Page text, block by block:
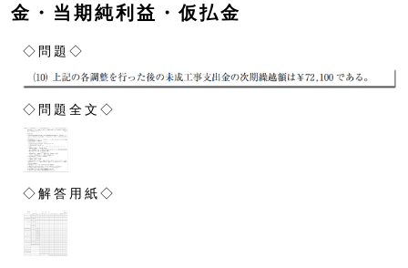
金・当期純利益・仮払金
◇問題◇
◇問題全文◇
◇解答用紙◇